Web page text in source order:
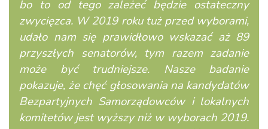
bo to od tego zależeć będzie ostateczny
zwycięzca. W 2019 roku tuż przed wyborami,
udało nam się prawidłowo wskazać aż 89
przyszłych senatorów, tym razem zadanie
może być trudniejsze. Nasze badanie
pokazuje, że chęć głosowania na kandydatów
Bezpartyjnych Samorządowców i lokalnych
komitetów jest wyższy niż w wyborach 2019.